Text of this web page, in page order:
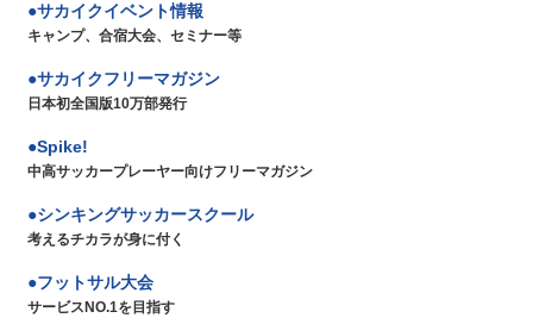
サカイクイベント情報
キャンプ、合宿大会、セミナー等
サカイクフリーマガジン
日本初全国版10万部発行
Spike!
中高サッカープレーヤー向けフリーマガジン
シンキングサッカースクール
考えるチカラが身に付く
フットサル大会
サービスNO.1を目指す